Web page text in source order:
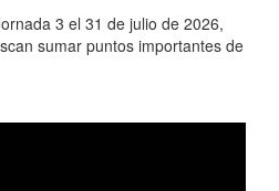
3 el 31 de julio de 2026,
sumar puntos importantes de